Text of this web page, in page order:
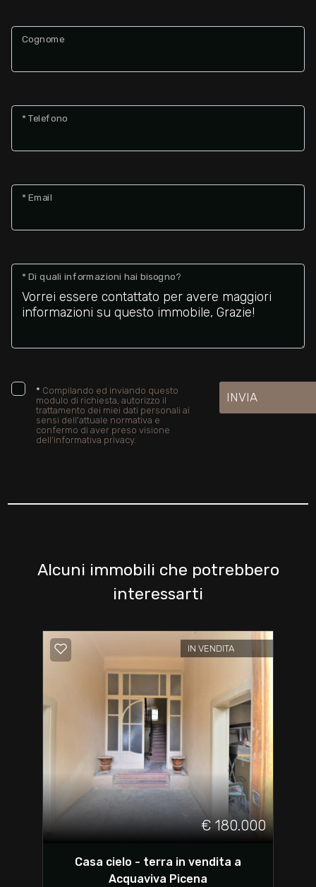
Cognome
* Telefono
* Email
* Di quali informazioni hai bisogno?
* Compilando ed inviando questo
modulo di richiesta, autorizzo il
trattamento dei miei dati personali ai
sensi dell'attuale normativa e
confermo di aver preso visione
dell'informativa privacy.
INVIA
Alcuni immobili che potrebbero
interessarti
IN VENDITA
€ 180.000
Casa cielo - terra in vendita a
Acquaviva Picena